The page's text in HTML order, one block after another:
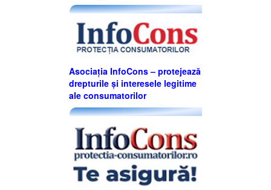
Asociația InfoCons – protejează
drepturile și interesele legitime
ale consumatorilor